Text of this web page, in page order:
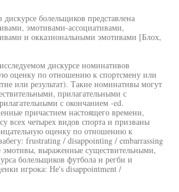
болельщиков представлена
эмотивами-ассоциативами,
и окказиональными эмотивами [Блох,
дискурсе номинативов
оценку по отношению к спортсмену или
или результат). Такие номинативы могут
прилагательными с
с окончанием -ed.
причастием настоящего времени,
всех четырех видов спорта и призваны
оценку по отношению к
frustrating / disappointing / embarrassing
выраженные существительными,
болельщиков футбола и регби и
игрока: Не's disappointment /